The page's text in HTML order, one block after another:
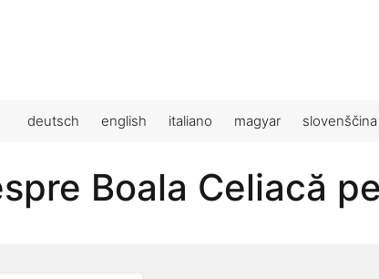
deutsch english italiano magyar slovenščina
Boala Celiacă